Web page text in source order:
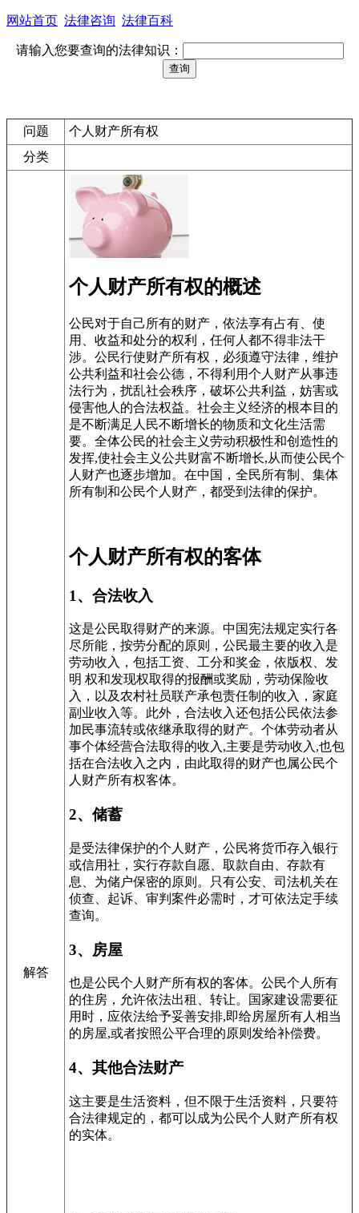
网站首页 法律咨询 法律百科
请输入您要查询的法律知识：
问题
个人财产所有权
分类
解答
个人财产所有权的概述
公民对于自己所有的财产，依法享有占有、使
用、收益和处分的权利，任何人都不得非法干
涉。公民行使财产所有权，必须遵守法律，维护
公共利益和社会公德，不得利用个人财产从事违
法行为，扰乱社会秩序，破坏公共利益，妨害或
侵害他人的合法权益。社会主义经济的根本目的
是不断满足人民不断增长的物质和文化生活需
要。全体公民的社会主义劳动积极性和创造性的
发挥,使社会主义公共财富不断增长,从而使公民个
人财产也逐步增加。在中国，全民所有制、集体
所有制和公民个人财产，都受到法律的保护。
个人财产所有权的客体
1、合法收入
这是公民取得财产的来源。中国宪法规定实行各
尽所能，按劳分配的原则，公民最主要的收入是
劳动收入，包括工资、工分和奖金，依版权、发
明 权和发现权取得的报酬或奖励，劳动保险收
入，以及农村社员联产承包责任制的收入，家庭
副业收入等。此外，合法收入还包括公民依法参
加民事流转或依继承取得的财产。个体劳动者从
事个体经营合法取得的收入 ,主要是劳动收入 ,也包
括在合法收入之内，由此取得的财产也属公民个
人财产所有权客体。
2、储蓄
是受法律保护的个人财产，公民将货币存入银行
或信用社，实行存款自愿、取款自由、存款有
息、为储户保密的原则。只有公安、司法机关在
侦查、起诉、审判案件必需时，才可依法定手续
查询。
3、房屋
也是公民个人财产所有权的客体。公民个人所有
的住房，允许依法出租、转让。国家建设需要征
用时，应依法给予妥善安排,即给房屋所有人相当
的房屋,或者按照公平合理的原则发给补偿费。
4、其他合法财产
这主要是生活资料，但不限于生活资料，只要符
合法律规定的，都可以成为公民个人财产所有权
的实体。